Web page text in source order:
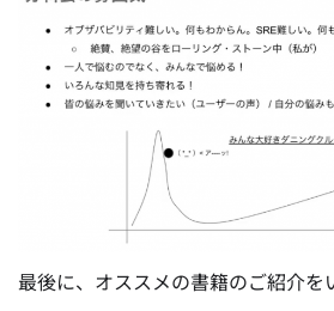
最後に、オススメの書籍のご紹介を